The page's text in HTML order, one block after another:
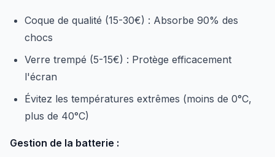
Coque de qualité (15-30€) : Absorbe 90% des
chocs
Verre trempé (5-15€) : Protège efficacement
l'écran
Évitez les températures extrêmes (moins de 0°C,
plus de 40°C)
Gestion de la batterie :